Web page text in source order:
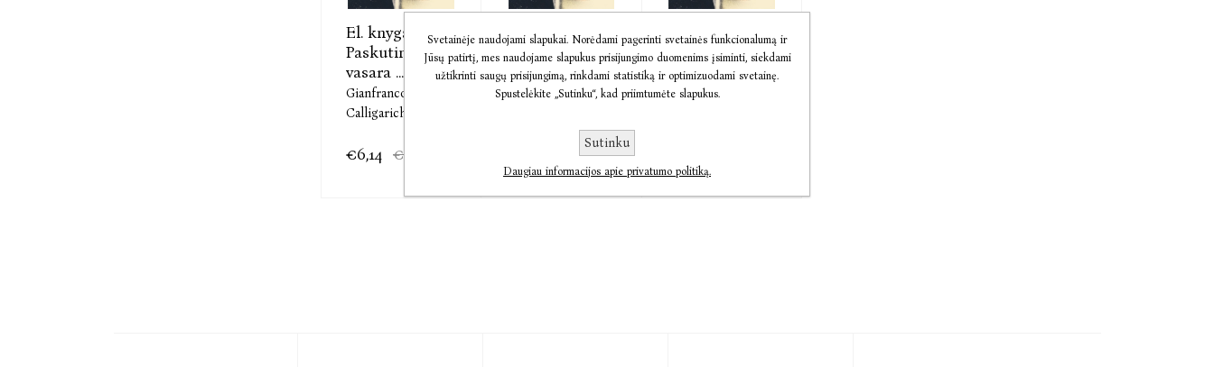
El. knyga
Paskutinė
vasara ...
Gianfranco
Calligarich
€6,14 €7,68
Audio
Paskutinė
vasara mieste
Gianfranco
€8,66
Paskutinė
vasara mieste
Gianfranco
Calligarich
Svetainėje naudojami slapukai. Norėdami pagerinti svetainės funkcionalumą ir
Jūsų patirtį, mes naudojame slapukus prisijungimo duomenims įsiminti, siekdami
užtikrinti saugų prisijungimą, rinkdami statistiką ir optimizuodami svetainę.
Spustelėkite „Sutinku“, kad priimtumėte slapukus.
Sutinku
Daugiau informacijos apie privatumo politiką.